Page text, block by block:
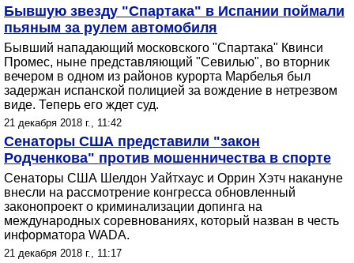
Бывшую звезду "Спартака" в Испании поймали
пьяным за рулем автомобиля
Бывший нападающий московского "Спартака" Квинси
Промес, ныне представляющий "Севилью", во вторник
вечером в одном из районов курорта Марбелья был
задержан испанской полицией за вождение в нетрезвом
виде. Теперь его ждет суд.
21 декабря 2018 г., 11:42
Сенаторы США представили "закон
Родченкова" против мошенничества в спорте
Сенаторы США Шелдон Уайтхаус и Оррин Хэтч накануне
внесли на рассмотрение конгресса обновленный
законопроект о криминализации допинга на
международных соревнованиях, который назван в честь
информатора WADA.
21 декабря 2018 г., 11:17